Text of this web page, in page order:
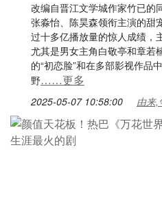
改编自晋江文学城作家竹已的
张淼怡、陈昊森领衔主演的甜
过十多亿播放量的惊人成绩，
尤其是男女主角白敬亭和章若
的“初恋脸”和在多部影视作品
野……更多
2025-05-07 10:58:00 由来,